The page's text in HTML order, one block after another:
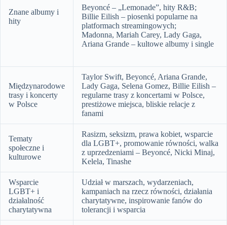
Znane albumy i
hity
Beyoncé – „Lemonade”, hity R&B;
Billie Eilish – piosenki popularne na
platformach streamingowych;
Madonna, Mariah Carey, Lady Gaga,
Ariana Grande – kultowe albumy i single
Międzynarodowe
trasy i koncerty
w Polsce
Taylor Swift, Beyoncé, Ariana Grande,
Lady Gaga, Selena Gomez, Billie Eilish –
regularne trasy z koncertami w Polsce,
prestiżowe miejsca, bliskie relacje z
fanami
Tematy
społeczne i
kulturowe
Rasizm, seksizm, prawa kobiet, wsparcie
dla LGBT+, promowanie równości, walka
z uprzedzeniami – Beyoncé, Nicki Minaj,
Kelela, Tinashe
Wsparcie
LGBT+ i
działalność
charytatywna
Udział w marszach, wydarzeniach,
kampaniach na rzecz równości, działania
charytatywne, inspirowanie fanów do
tolerancji i wsparcia